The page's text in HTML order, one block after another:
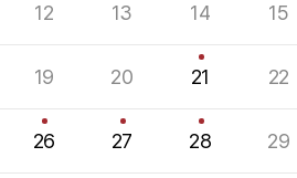
12 13 14 15
19 20 21 22
26 27 28 29